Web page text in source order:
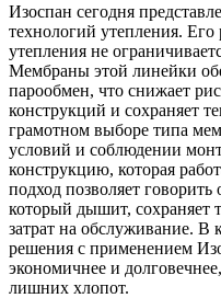
Изоспан сегодня
технологий утепления.
утепления не
Мембраны этой линейки
парообмен, что снижает
конструкций и сохраняет
грамотном выборе типа
условий и соблюдении
конструкцию, которая
подход позволяет
который дышит, сохраняет
затрат на обслуживание.
решения с применением
экономичнее и
лишних хлопот.